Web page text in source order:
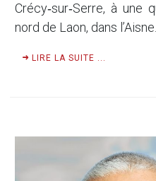
Crécy‑sur‑Serre, à une
nord de Laon, dans
LIRE LA SUITE ...